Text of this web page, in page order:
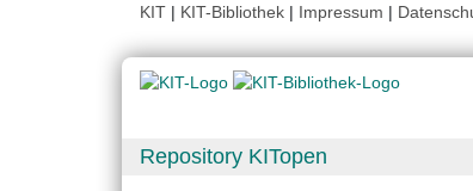
KIT | KIT-Bibliothek | Impressum |
Repository KITopen